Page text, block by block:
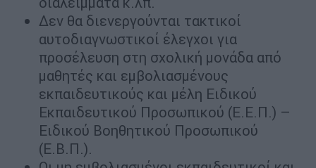
Δεν θα διενεργούνται τακτικοί
αυτοδιαγνωστικοί έλεγχοι για
προσέλευση στη σχολική μονάδα από
μαθητές και εμβολιασμένους
εκπαιδευτικούς και μέλη Ειδικού
Εκπαιδευτικού Προσωπικού (Ε.Ε.Π.) –
Ειδικού Βοηθητικού Προσωπικού
(Ε.Β.Π.).